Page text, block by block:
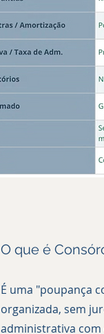
O que é
É uma "poupança
organizada, sem
administrativa